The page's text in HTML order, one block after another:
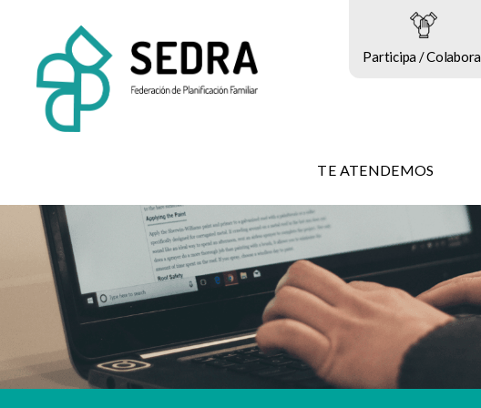
de
Planificación
Familiar
Participa / Colabora
TE ATENDEMOS